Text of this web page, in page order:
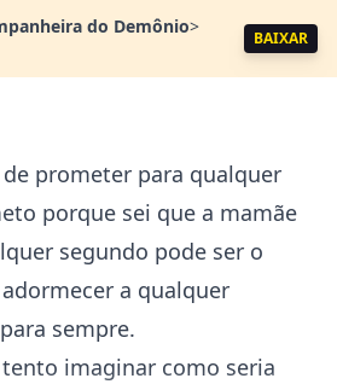
do Demônio>
BAIXAR
prometer para qualquer
porque sei que a mamãe
segundo pode ser o
a qualquer
sempre.
imaginar como seria